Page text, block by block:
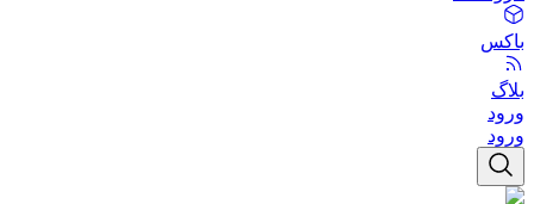
باکس
بلاگ
ورود
ورود